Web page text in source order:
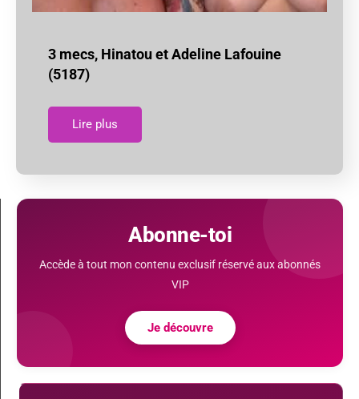
3 mecs, Hinatou et Adeline Lafouine
(5187)
Lire plus
Abonne-toi
Accède à tout mon contenu exclusif réservé aux abonnés
VIP
Je découvre